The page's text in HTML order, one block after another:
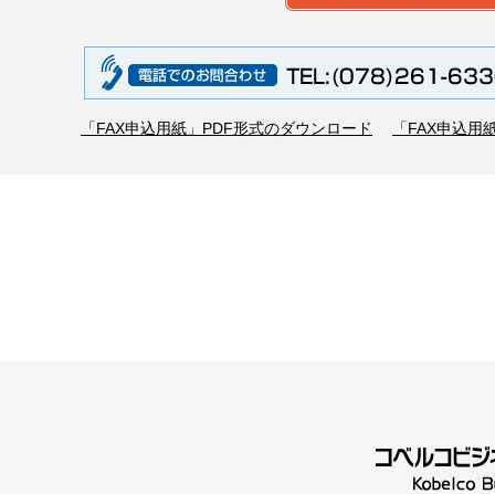
「FAX申込用紙」PDF形式のダウンロード 「FAX申込用